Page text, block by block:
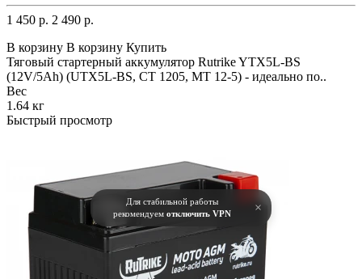
Для стабильной работы
рекомендуем отключить VPN ×
1 450 р. 2 490 р.
В корзину В корзину Купить
Тяговый стартерный аккумулятор Rutrike YTX5L-BS
(12V/5Ah) (UTX5L-BS, CT 1205, MT 12-5) - идеально по..
Вес
1.64 кг
Быстрый просмотр